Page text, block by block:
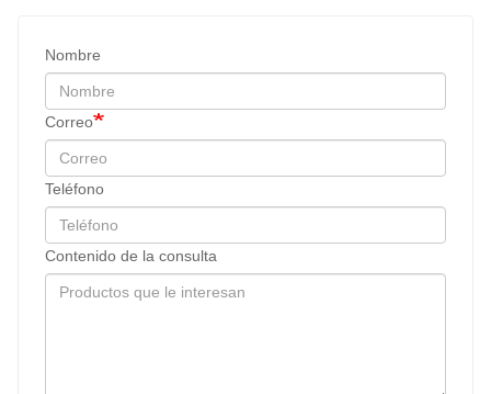
Nombre
Correo
Teléfono
Contenido de la consulta